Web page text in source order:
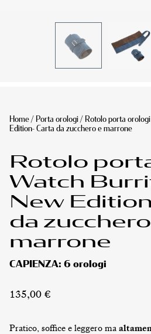
Home/ Porta orologi/ Rotolo porta
Edition- Carta da zucchero e marrone
Rotolo
Watch
New
da
marrone
CAPIENZA: 6 orologi
135,00 €
Pratico, soffice e leggero ma